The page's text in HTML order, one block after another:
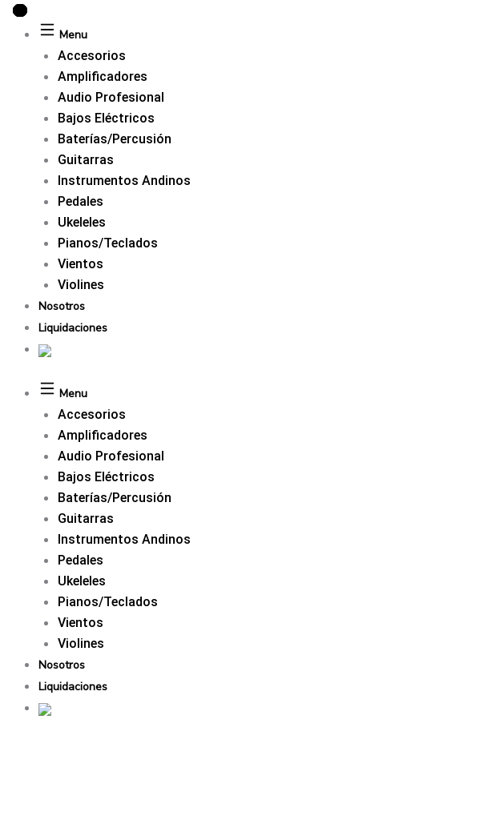
contenido
Menu
Accesorios
Amplificadores
Audio Profesional
Bajos Eléctricos
Baterías/Percusión
Guitarras
Instrumentos Andinos
Pedales
Ukeleles
Pianos/Teclados
Vientos
Violines
Nosotros
Liquidaciones
Menu
Accesorios
Amplificadores
Audio Profesional
Bajos Eléctricos
Baterías/Percusión
Guitarras
Instrumentos Andinos
Pedales
Ukeleles
Pianos/Teclados
Vientos
Violines
Nosotros
Liquidaciones